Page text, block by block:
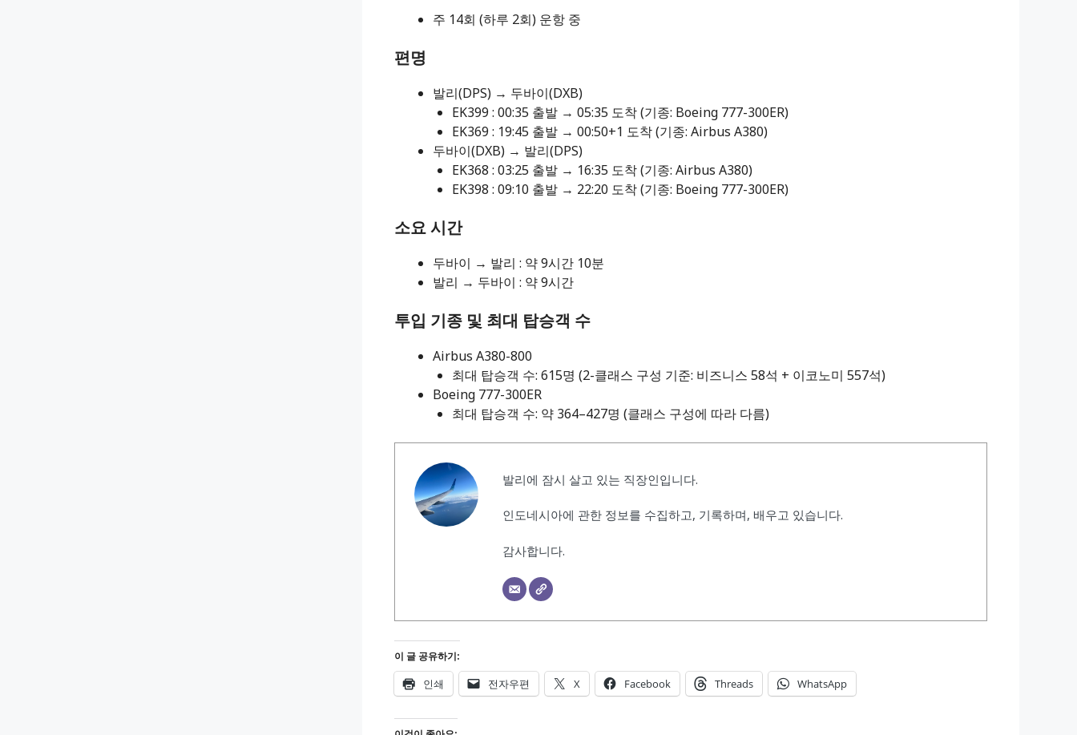
주 14회 (하루 2회) 운항 중
편명
발리(DPS) → 두바이(DXB)
EK399 : 00:35 출발 → 05:35 도착 (기종: Boeing 777-300ER)
EK369 : 19:45 출발 → 00:50+1 도착 (기종: Airbus A380)
두바이(DXB) → 발리(DPS)
EK368 : 03:25 출발 → 16:35 도착 (기종: Airbus A380)
EK398 : 09:10 출발 → 22:20 도착 (기종: Boeing 777-300ER)
소요 시간
두바이 → 발리 : 약 9시간 10분
발리 → 두바이 : 약 9시간
투입 기종 및 최대 탑승객 수
Airbus A380-800
최대 탑승객 수: 615명 (2-클래스 구성 기준: 비즈니스 58석 + 이코노미 557석)
Boeing 777-300ER
최대 탑승객 수: 약 364–427명 (클래스 구성에 따라 다름)
발리에 잠시 살고 있는 직장인입니다.
인도네시아에 관한 정보를 수집하고, 기록하며, 배우고 있습니다.
감사합니다.
이 글 공유하기:
인쇄 전자우편 X Facebook Threads WhatsApp